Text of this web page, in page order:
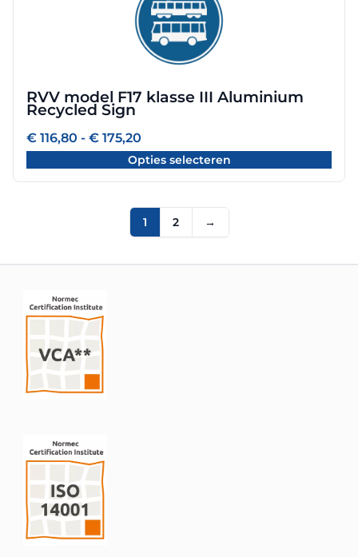
RVV model F17 klasse III Aluminium
Recycled Sign
€ 116,80 - € 175,20
€ 116,80
tot
Opties selecteren
kan
gekozen
worden
op
de
1 2 →